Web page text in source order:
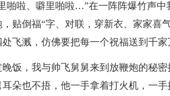
啦、噼里啪啦…”在一阵阵爆竹声中
，贴倒福“字、对联，穿新衣、家家喜
飞溅，仿佛要把每一个祝福送到千家
，我与帅飞舅舅来到放鞭炮的秘密
朵也不捂，他一手拿着打火机，一